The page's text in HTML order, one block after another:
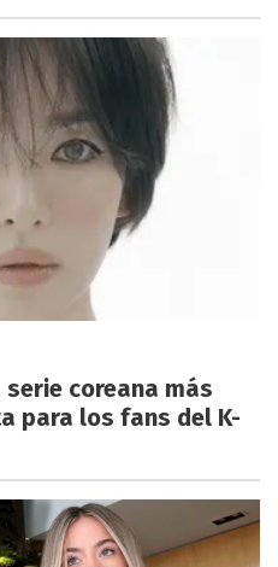
coreana más
para los fans del K-